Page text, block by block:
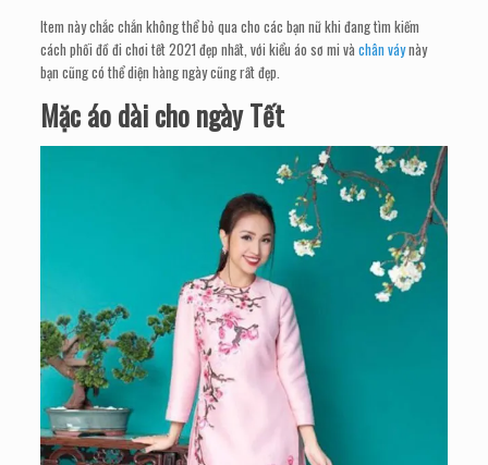
Item này chắc chắn không thể bỏ qua cho các bạn nữ khi đang tìm kiếm
cách phối đồ đi chơi tết 2021 đẹp nhất, với kiểu áo sơ mi vàchân váynày
bạn cũng có thể diện hàng ngày cũng rất đẹp.
Mặc áo dài cho ngày Tết